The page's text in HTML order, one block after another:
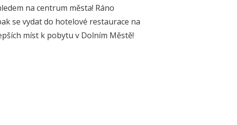
na centrum města! Ráno
se vydat do hotelové restaurace na
míst k pobytu v Dolním Městě!